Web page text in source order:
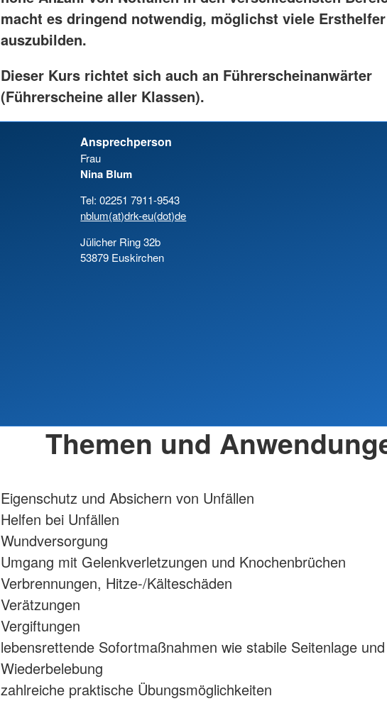
macht es dringend notwendig, möglichst viele Ersthelfer
auszubilden.
Dieser Kurs richtet sich auch an Führerscheinanwärter
(Führerscheine aller Klassen).
Ansprechperson
Frau
Nina Blum
Tel: 02251 7911-9543
nblum(at)drk-eu(dot)de
Jülicher Ring 32b
53879 Euskirchen
Themen und
Eigenschutz und Absichern von Unfällen
Helfen bei Unfällen
Wundversorgung
Umgang mit Gelenkverletzungen und Knochenbrüchen
Verbrennungen, Hitze-/Kälteschäden
Verätzungen
Vergiftungen
lebensrettende Sofortmaßnahmen wie stabile Seitenlage und
Wiederbelebung
zahlreiche praktische Übungsmöglichkeiten